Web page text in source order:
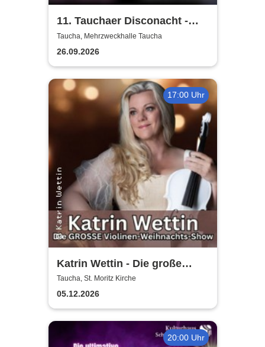
11. Tauchaer Disconacht -
Herbstedition
Taucha, Mehrzweckhalle Taucha
26.09.2026
17:00 Uhr
Katrin Wettin - Die große
Violinen-Weihnachts-Show
Taucha, St. Moritz Kirche
05.12.2026
20:00 Uhr